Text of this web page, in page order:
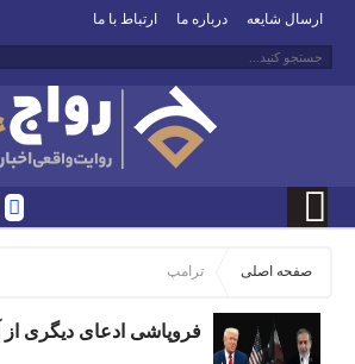
ارسال شایعه درباره ما ارتباط با ما
صفحه اصلی ترامپ
فروپاشی ادعای دیگری از